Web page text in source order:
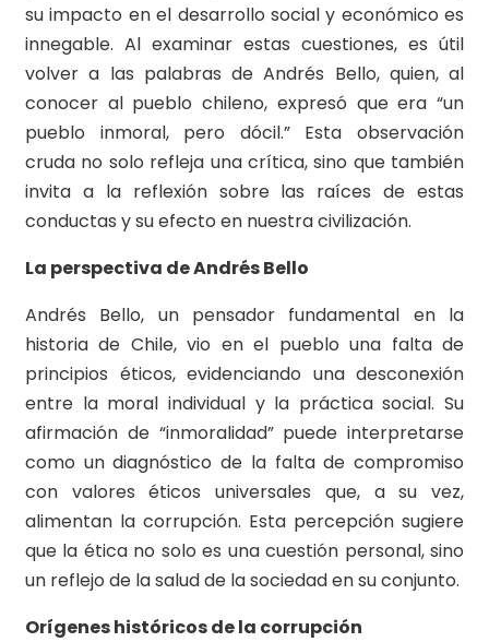
su impacto en el desarrollo social y económico es
innegable. Al examinar estas cuestiones, es útil
volver a las palabras de Andrés Bello, quien, al
conocer al pueblo chileno, expresó que era “un
pueblo inmoral, pero dócil.” Esta observación
cruda no solo refleja una crítica, sino que también
invita a la reflexión sobre las raíces de estas
conductas y su efecto en nuestra civilización.
La perspectiva de Andrés Bello
Andrés Bello, un pensador fundamental en la
historia de Chile, vio en el pueblo una falta de
principios éticos, evidenciando una desconexión
entre la moral individual y la práctica social. Su
afirmación de “inmoralidad” puede interpretarse
como un diagnóstico de la falta de compromiso
con valores éticos universales que, a su vez,
alimentan la corrupción. Esta percepción sugiere
que la ética no solo es una cuestión personal, sino
un reflejo de la salud de la sociedad en su conjunto.
Orígenes históricos de la corrupción